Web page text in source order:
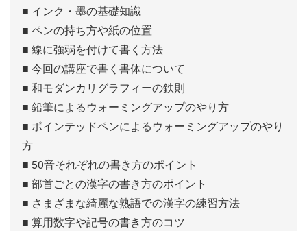
■ インク・墨の基礎知識
■ ペンの持ち方や紙の位置
■ 線に強弱を付けて書く方法
■ 今回の講座で書く書体について
■ 和モダンカリグラフィーの鉄則
■ 鉛筆によるウォーミングアップのやり方
■ ポインテッドペンによるウォーミングアップのやり
方
■ 50音それぞれの書き方のポイント
■ 部首ごとの漢字の書き方のポイント
■ さまざまな綺麗な熟語での漢字の練習方法
■ 算用数字や記号の書き方のコツ